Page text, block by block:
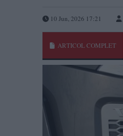
10 Jun, 2026 17:21
ARTICOL COMPLET